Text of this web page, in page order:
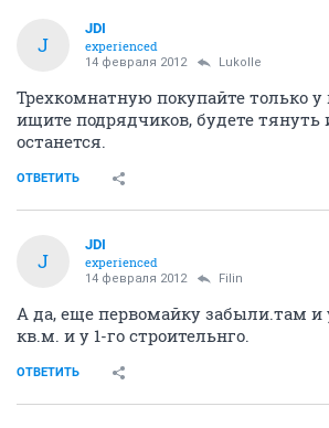
J
JDI
experienced
14 февраля 2012 Lukolle
Трехкомнатную покупайте только
ищите подрядчиков, будете тянуть
останется.
ОТВЕТИТЬ
J
JDI
experienced
14 февраля 2012 Filin
А да, еще первомайку забыли.там
кв.м. и у 1-го строительнго.
ОТВЕТИТЬ